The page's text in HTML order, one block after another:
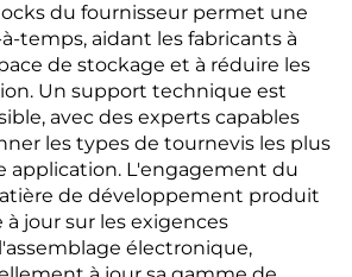
du fournisseur permet une
temps, aidant les fabricants à
de stockage et à réduire les
Un support technique est
avec des experts capables
les types de tournevis les plus
application. L'engagement du
de développement produit
jour sur les exigences
électronique,